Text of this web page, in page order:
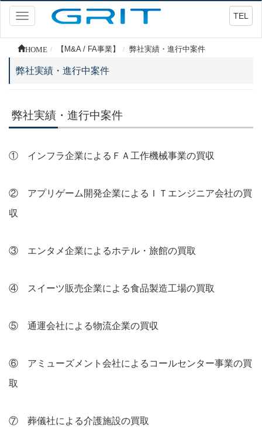
Toggle
navigation
TEL
HOME 【M&A / FA事業】 弊社実績・進行中案件
弊社実績・進行中案件
弊社実績・進行中案件
① インフラ企業によるＦＡ工作機械事業の買収
② アプリゲーム開発企業によるＩＴエンジニア会社の買
収
③ エンタメ企業によるホテル・旅館の買取
④ スイーツ販売企業による食品製造工場の買取
⑤ 通運会社による物流企業の買収
⑥ アミューズメント会社によるコールセンター事業の買
取
⑦ 葬儀社による介護施設の買取